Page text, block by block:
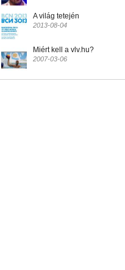
A világ tetején
2013-08-04
Miért kell a vlv.hu?
2007-03-06